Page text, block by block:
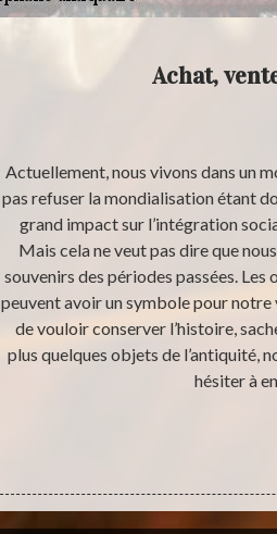
Achat,
Actuellement, nous vivons dans un
pas refuser la mondialisation étant
grand impact sur l’intégration
Mais cela ne veut pas dire que
souvenirs des périodes passées.
peuvent avoir un symbole pour
de vouloir conserver l’histoire,
plus quelques objets de l’antiquité,
hésiter à